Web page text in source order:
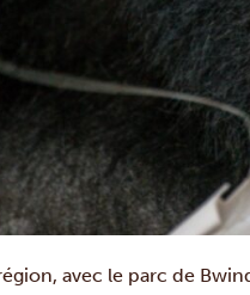
avec le parc de